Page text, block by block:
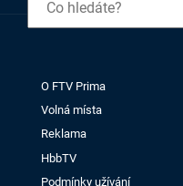
O FTV Prima
Volná místa
Reklama
HbbTV
Podmínky užívání